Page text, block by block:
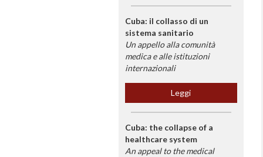
Cuba: il collasso di un
sistema sanitario
Un appello alla comunità
medica e alle istituzioni
internazionali
Leggi
Cuba: the collapse of a
healthcare system
An appeal to the medical